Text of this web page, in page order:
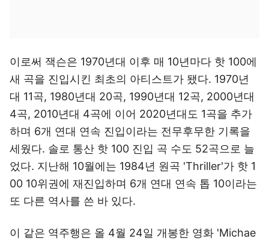
이로써 잭슨은 1970년대 이후 매 10년마다 핫 100에
새 곡을 진입시킨 최초의 아티스트가 됐다. 1970년
대 11곡, 1980년대 20곡, 1990년대 12곡, 2000년대
4곡, 2010년대 4곡에 이어 2020년대도 1곡을 추가
하며 6개 연대 연속 진입이라는 전무후무한 기록을
세웠다. 솔로 통산 핫 100 진입 곡 수도 52곡으로 늘
었다. 지난해 10월에는 1984년 원곡 'Thriller'가 핫 1
00 10위권에 재진입하며 6개 연대 연속 톱 10이라는
또 다른 역사를 쓴 바 있다.
이 같은 역주행은 올 4월 24일 개봉한 영화 'Michae